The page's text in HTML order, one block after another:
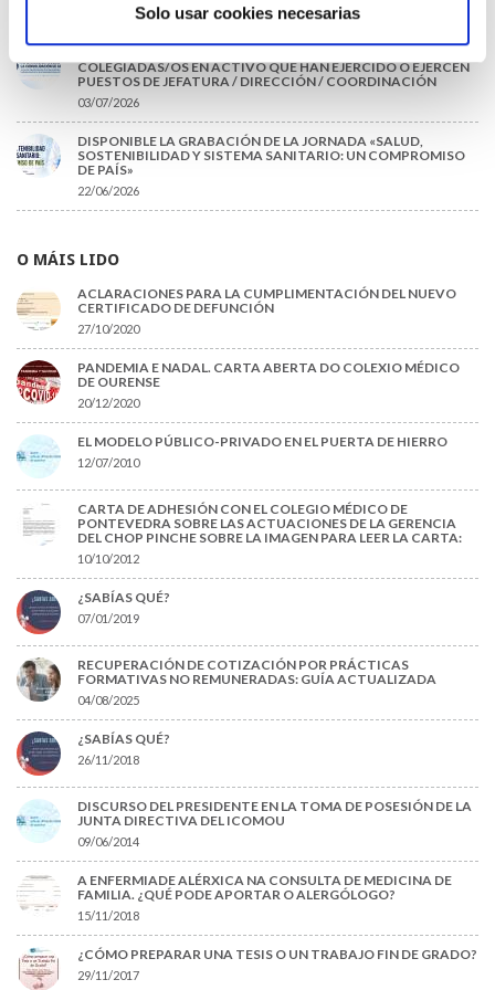
Solo usar cookies necesarias
09/07/2026
INFORME SOBRE LA CONSOLIDACIÓN DE GRADO A LAS/LOS
COLEGIADAS/OS EN ACTIVO QUE HAN EJERCIDO O EJERCEN
PUESTOS DE JEFATURA / DIRECCIÓN / COORDINACIÓN
03/07/2026
DISPONIBLE LA GRABACIÓN DE LA JORNADA «SALUD,
SOSTENIBILIDAD Y SISTEMA SANITARIO: UN COMPROMISO
DE PAÍS»
22/06/2026
O MÁIS LIDO
ACLARACIONES PARA LA CUMPLIMENTACIÓN DEL NUEVO
CERTIFICADO DE DEFUNCIÓN
27/10/2020
PANDEMIA E NADAL. CARTA ABERTA DO COLEXIO MÉDICO
DE OURENSE
20/12/2020
EL MODELO PÚBLICO-PRIVADO EN EL PUERTA DE HIERRO
12/07/2010
CARTA DE ADHESIÓN CON EL COLEGIO MÉDICO DE
PONTEVEDRA SOBRE LAS ACTUACIONES DE LA GERENCIA
DEL CHOP PINCHE SOBRE LA IMAGEN PARA LEER LA CARTA:
10/10/2012
¿SABÍAS QUÉ?
07/01/2019
RECUPERACIÓN DE COTIZACIÓN POR PRÁCTICAS
FORMATIVAS NO REMUNERADAS: GUÍA ACTUALIZADA
04/08/2025
¿SABÍAS QUÉ?
26/11/2018
DISCURSO DEL PRESIDENTE EN LA TOMA DE POSESIÓN DE LA
JUNTA DIRECTIVA DEL ICOMOU
09/06/2014
A ENFERMIADE ALÉRXICA NA CONSULTA DE MEDICINA DE
FAMILIA. ¿QUÉ PODE APORTAR O ALERGÓLOGO?
15/11/2018
¿CÓMO PREPARAR UNA TESIS O UN TRABAJO FIN DE GRADO?
29/11/2017